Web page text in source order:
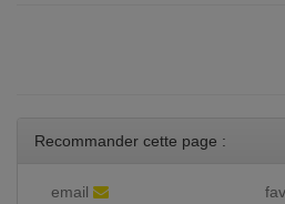
Recommander cette page :
email